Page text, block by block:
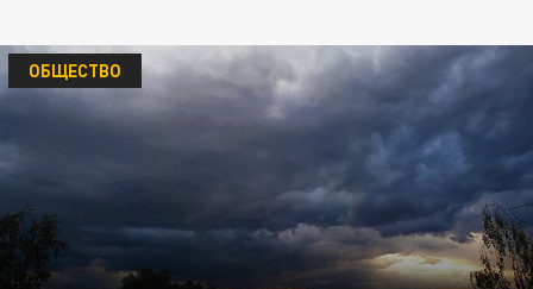
ОБЩЕСТВО